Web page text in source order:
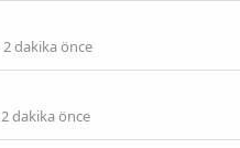
2 dakika önce
2 dakika önce